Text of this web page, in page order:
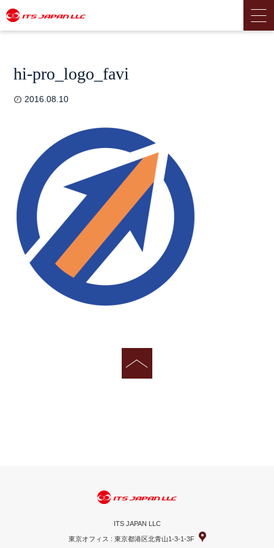
hi-pro_logo_favi
2016.08.10
ITS JAPAN LLC
東京オフィス : 東京都港区北青山1-3-1-3F